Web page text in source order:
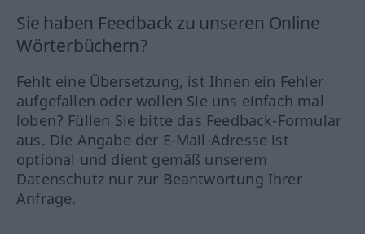
Sie haben Feedback zu unseren Online
Wörterbüchern?
Fehlt eine Übersetzung, ist Ihnen ein Fehler
aufgefallen oder wollen Sie uns einfach mal
loben? Füllen Sie bitte das Feedback-Formular
aus. Die Angabe der E-Mail-Adresse ist
optional und dient gemäß unserem
Datenschutz nur zur Beantwortung Ihrer
Anfrage.